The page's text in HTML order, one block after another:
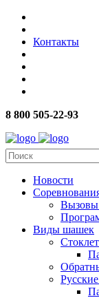
Контакты
8 800 505-22-93
Новости
Вызовы
Виды шашек